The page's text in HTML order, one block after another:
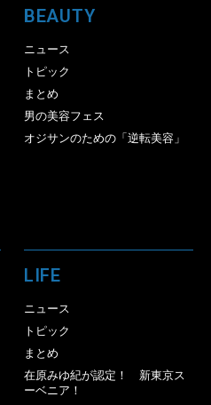
BEAUTY
ニュース
トピック
まとめ
男の美容フェス
オジサンのための「逆転美容」
LIFE
ニュース
トピック
まとめ
在原みゆ紀が認定！ 新東京ス
ーベニア！